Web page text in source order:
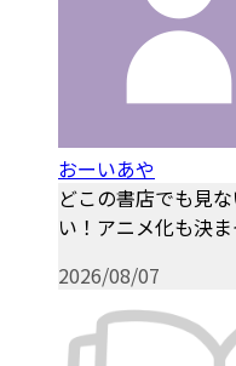
おーいあや
どこの書店でも見
い！アニメ化も決
2026/08/07